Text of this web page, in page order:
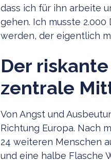
dass ich für ihn arbeite
gehen. Ich musste
werden, der eigentlich
Der
zentrale
Von Angst und
Richtung Europa. Nach
24 weiteren Menschen
und eine halbe Flasche